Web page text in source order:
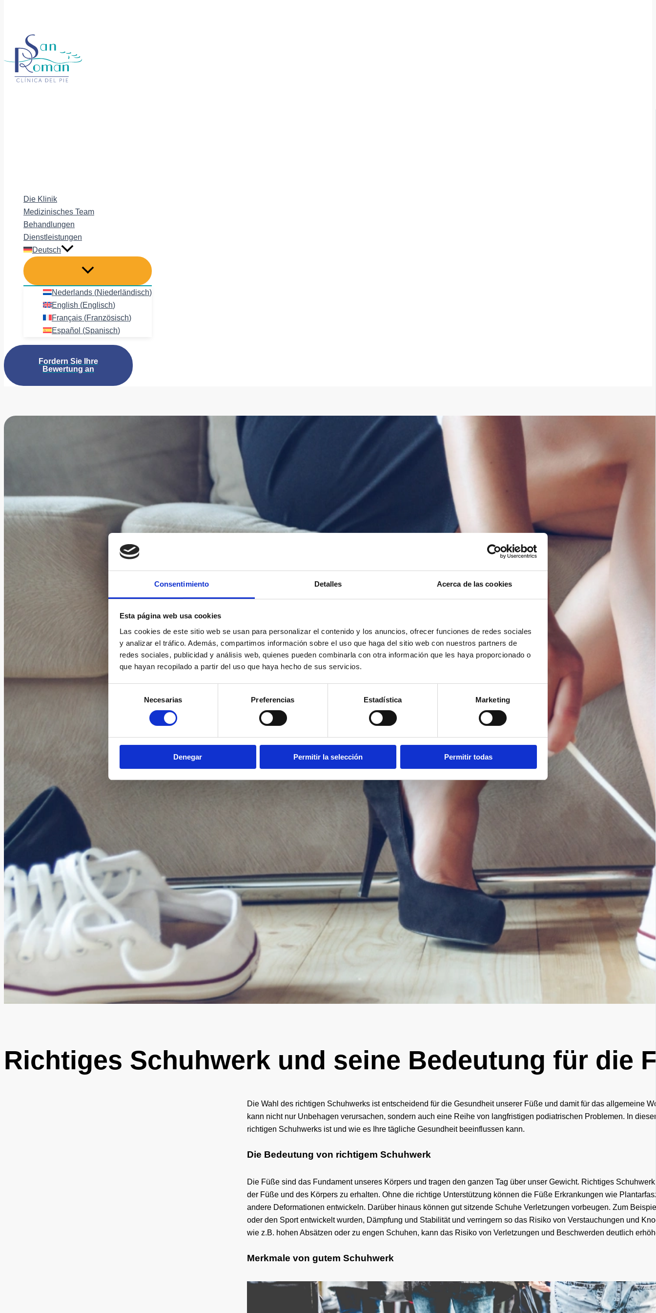
Consentimiento Detalles Acerca de las cookies
Esta página web usa cookies
Las cookies de este sitio web se usan para personalizar el contenido y los anuncios, ofrecer funciones de redes sociales
y analizar el tráfico. Además, compartimos información sobre el uso que haga del sitio web con nuestros partners de
redes sociales, publicidad y análisis web, quienes pueden combinarla con otra información que les haya proporcionado o
que hayan recopilado a partir del uso que haya hecho de sus servicios.
consentimiento
Necesarias Preferencias Estadística Marketing
Denegar Permitir la selección Permitir todas
Die Klinik
Medizinisches Team
Behandlungen
Dienstleistungen
Deutsch
Nederlands (Niederländisch)
English (Englisch)
Français (Französisch)
Español (Spanisch)
Fordern Sie Ihre
Bewertung an
Richtiges Schuhwerk und seine Bedeutung für die
Die Wahl des richtigen Schuhwerks ist entscheidend für die Gesundheit unserer Füße und damit für das allgemeine
kann nicht nur Unbehagen verursachen, sondern auch eine Reihe von langfristigen podiatrischen Problemen. In
richtigen Schuhwerks ist und wie es Ihre tägliche Gesundheit beeinflussen kann.
Die Bedeutung von richtigem Schuhwerk
Die Füße sind das Fundament unseres Körpers und tragen den ganzen Tag über unser Gewicht. Richtiges
der Füße und des Körpers zu erhalten. Ohne die richtige Unterstützung können die Füße Erkrankungen wie
andere Deformationen entwickeln. Darüber hinaus können gut sitzende Schuhe Verletzungen vorbeugen. Zum
oder den Sport entwickelt wurden, Dämpfung und Stabilität und verringern so das Risiko von Verstauchungen und
wie z.B. hohen Absätzen oder zu engen Schuhen, kann das Risiko von Verletzungen und Beschwerden deutlich
Merkmale von gutem Schuhwerk